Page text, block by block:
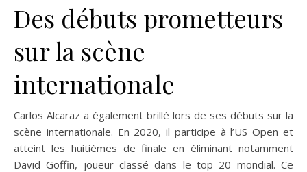
Des débuts prometteurs
sur la scène
internationale
Carlos Alcaraz a également brillé lors de ses débuts sur la
scène internationale. En 2020, il participe à l’US Open et
atteint les huitièmes de finale en éliminant notamment
David Goffin, joueur classé dans le top 20 mondial. Ce